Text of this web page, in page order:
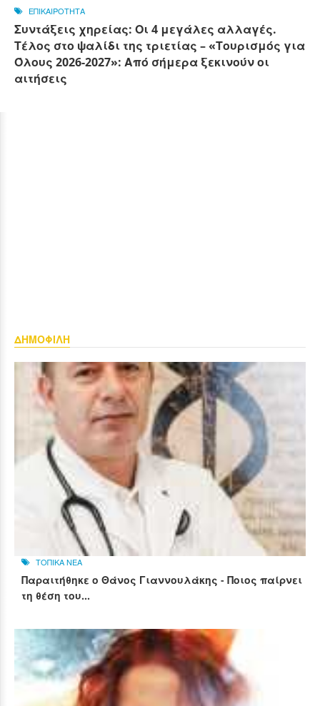
ΕΠΙΚΑΙΡΟΤΗΤΑ
Συντάξεις χηρείας: Οι 4 μεγάλες αλλαγές.
Τέλος στο ψαλίδι της τριετίας – «Τουρισμός για
Όλους 2026-2027»: Από σήμερα ξεκινούν οι
αιτήσεις
ΔΗΜΟΦΙΛΗ
ΤΟΠΙΚΑ ΝΕΑ
Παραιτήθηκε ο Θάνος Γιαννουλάκης - Ποιος παίρνει
τη θέση του...